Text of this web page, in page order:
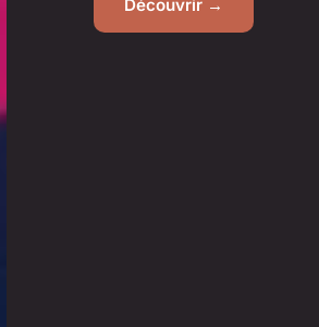
Découvrir →